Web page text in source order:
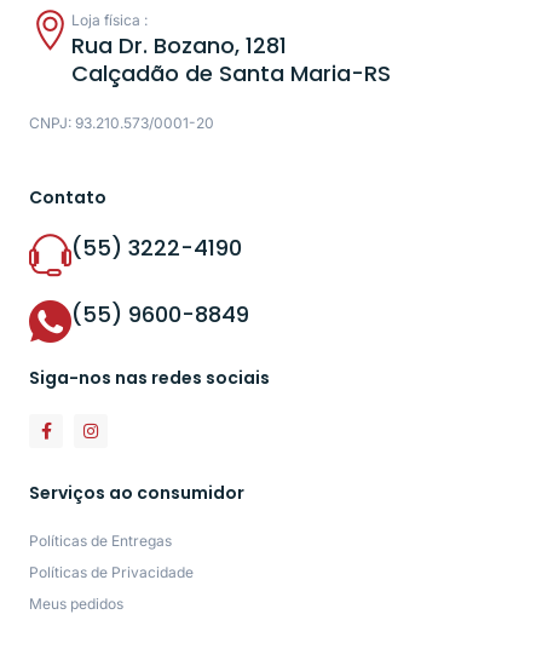
Loja física :
Rua Dr. Bozano, 1281
Calçadão de Santa Maria-RS
CNPJ: 93.210.573/0001-20
Contato
(55) 3222-4190
(55) 9600-8849
Siga-nos nas redes sociais
Serviços ao consumidor
Políticas de Entregas
Políticas de Privacidade
Meus pedidos